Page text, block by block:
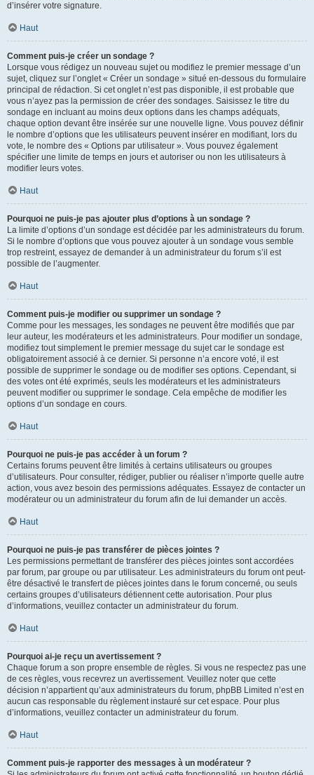
d’insérer votre signature.
Haut
Comment puis-je créer un sondage ?
Lorsque vous rédigez un nouveau sujet ou modifiez le premier message d’un
sujet, cliquez sur l’onglet « Créer un sondage » situé en-dessous du formulaire
principal de rédaction. Si cet onglet n’est pas disponible, il est probable que
vous n’ayez pas la permission de créer des sondages. Saisissez le titre du
sondage en incluant au moins deux options dans les champs adéquats,
chaque option devant être insérée sur une nouvelle ligne. Vous pouvez définir
le nombre d’options que les utilisateurs peuvent insérer en modifiant, lors du
vote, le nombre des « Options par utilisateur ». Vous pouvez également
spécifier une limite de temps en jours et autoriser ou non les utilisateurs à
modifier leurs votes.
Haut
Pourquoi ne puis-je pas ajouter plus d’options à un sondage ?
La limite d’options d’un sondage est décidée par les administrateurs du forum.
Si le nombre d’options que vous pouvez ajouter à un sondage vous semble
trop restreint, essayez de demander à un administrateur du forum s’il est
possible de l’augmenter.
Haut
Comment puis-je modifier ou supprimer un sondage ?
Comme pour les messages, les sondages ne peuvent être modifiés que par
leur auteur, les modérateurs et les administrateurs. Pour modifier un sondage,
modifiez tout simplement le premier message du sujet car le sondage est
obligatoirement associé à ce dernier. Si personne n’a encore voté, il est
possible de supprimer le sondage ou de modifier ses options. Cependant, si
des votes ont été exprimés, seuls les modérateurs et les administrateurs
peuvent modifier ou supprimer le sondage. Cela empêche de modifier les
options d’un sondage en cours.
Haut
Pourquoi ne puis-je pas accéder à un forum ?
Certains forums peuvent être limités à certains utilisateurs ou groupes
d’utilisateurs. Pour consulter, rédiger, publier ou réaliser n’importe quelle autre
action, vous avez besoin des permissions adéquates. Essayez de contacter un
modérateur ou un administrateur du forum afin de lui demander un accès.
Haut
Pourquoi ne puis-je pas transférer de pièces jointes ?
Les permissions permettant de transférer des pièces jointes sont accordées
par forum, par groupe ou par utilisateur. Les administrateurs du forum ont peut-
être désactivé le transfert de pièces jointes dans le forum concerné, ou seuls
certains groupes d’utilisateurs détiennent cette autorisation. Pour plus
d’informations, veuillez contacter un administrateur du forum.
Haut
Pourquoi ai-je reçu un avertissement ?
Chaque forum a son propre ensemble de règles. Si vous ne respectez pas une
de ces règles, vous recevrez un avertissement. Veuillez noter que cette
décision n’appartient qu’aux administrateurs du forum, phpBB Limited n’est en
aucun cas responsable du règlement instauré sur cet espace. Pour plus
d’informations, veuillez contacter un administrateur du forum.
Haut
Comment puis-je rapporter des messages à un modérateur ?